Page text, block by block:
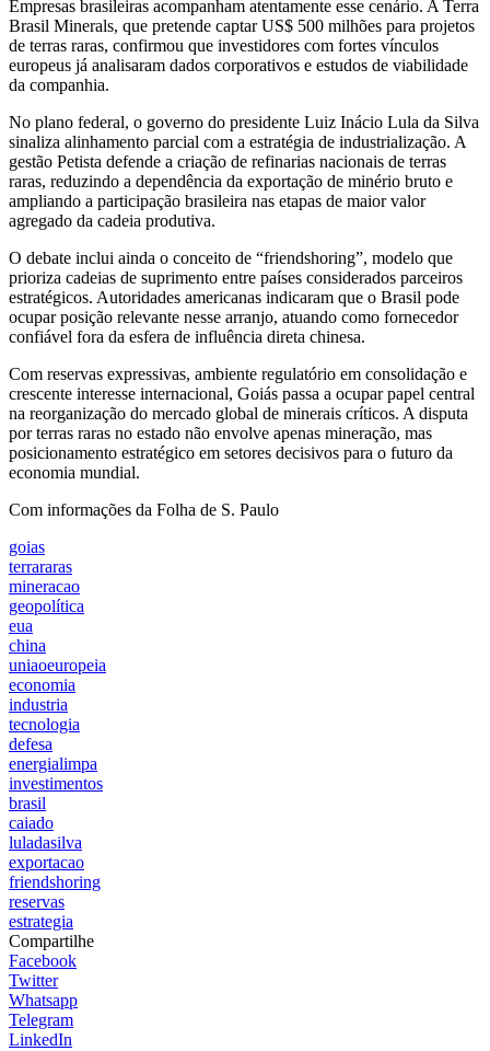
Empresas brasileiras acompanham atentamente esse cenário. A Terra
Brasil Minerals, que pretende captar US$ 500 milhões para projetos
de terras raras, confirmou que investidores com fortes vínculos
europeus já analisaram dados corporativos e estudos de viabilidade
da companhia.
No plano federal, o governo do presidente Luiz Inácio Lula da Silva
sinaliza alinhamento parcial com a estratégia de industrialização. A
gestão Petista defende a criação de refinarias nacionais de terras
raras, reduzindo a dependência da exportação de minério bruto e
ampliando a participação brasileira nas etapas de maior valor
agregado da cadeia produtiva.
O debate inclui ainda o conceito de “friendshoring”, modelo que
prioriza cadeias de suprimento entre países considerados parceiros
estratégicos. Autoridades americanas indicaram que o Brasil pode
ocupar posição relevante nesse arranjo, atuando como fornecedor
confiável fora da esfera de influência direta chinesa.
Com reservas expressivas, ambiente regulatório em consolidação e
crescente interesse internacional, Goiás passa a ocupar papel central
na reorganização do mercado global de minerais críticos. A disputa
por terras raras no estado não envolve apenas mineração, mas
posicionamento estratégico em setores decisivos para o futuro da
economia mundial.
Com informações da Folha de S. Paulo
goias
terrararas
mineracao
geopolítica
eua
china
uniaoeuropeia
economia
industria
tecnologia
defesa
energialimpa
investimentos
brasil
caiado
luladasilva
exportacao
friendshoring
reservas
estrategia
Compartilhe
Facebook
Twitter
Whatsapp
Telegram
LinkedIn